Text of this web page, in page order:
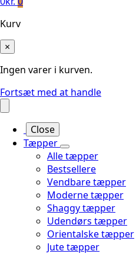
Kurv
×
Ingen varer i kurven.
Fortsæt med at handle
Close
Tæpper
Alle tæpper
Bestsellere
Vendbare tæpper
Moderne tæpper
Shaggy tæpper
Udendørs tæpper
Orientalske tæpper
Jute tæpper